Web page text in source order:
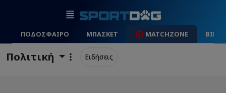
ΠΟΔΟΣΦΑΙΡΟ ΜΠΑΣΚΕΤ MATCHZONE
Πολιτική Ειδήσεις